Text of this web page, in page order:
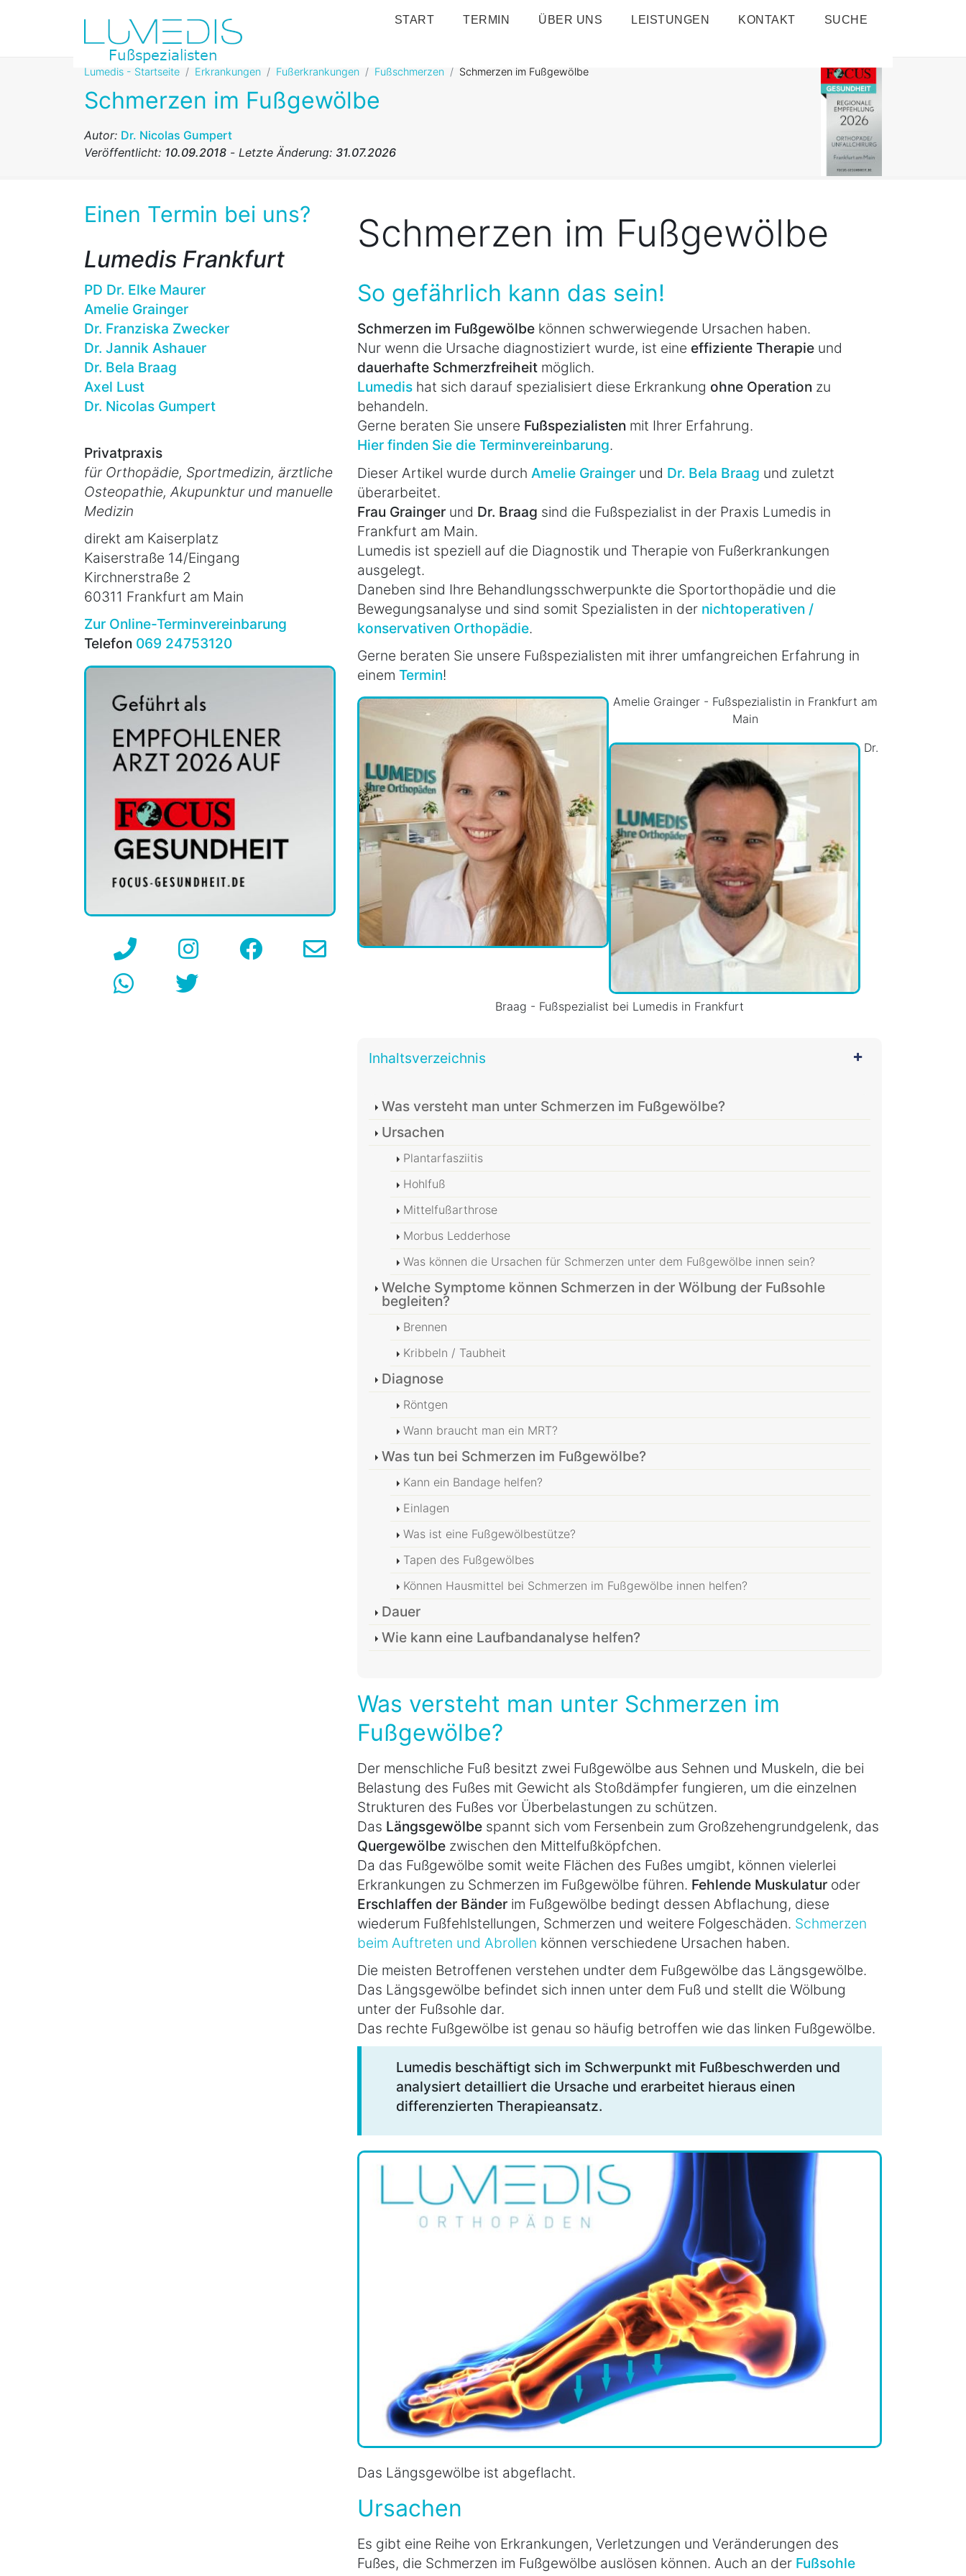
START TERMIN ÜBER UNS LEISTUNGEN KONTAKT SUCHE
Lumedis - Startseite Erkrankungen Fußerkrankungen Fußschmerzen Schmerzen im Fußgewölbe
Schmerzen im Fußgewölbe
Autor: Dr. Nicolas Gumpert
Veröffentlicht: 10.09.2018 - Letzte Änderung: 31.07.2026
Einen Termin bei uns?
Lumedis Frankfurt
PD Dr. Elke Maurer
Amelie Grainger
Dr. Franziska Zwecker
Dr. Jannik Ashauer
Dr. Bela Braag
Axel Lust
Dr. Nicolas Gumpert
Privatpraxis
für Orthopädie, Sportmedizin, ärztliche
Osteopathie, Akupunktur und manuelle
Medizin
direkt am Kaiserplatz
Kaiserstraße 14/Eingang
Kirchnerstraße 2
60311 Frankfurt am Main
Zur Online-Terminvereinbarung
Telefon 069 24753120
Schmerzen im Fußgewölbe
So gefährlich kann das sein!
Schmerzen im Fußgewölbe können schwerwiegende Ursachen haben.
Nur wenn die Ursache diagnostiziert wurde, ist eine effiziente Therapie und
dauerhafte Schmerzfreiheit möglich.
Lumedis hat sich darauf spezialisiert diese Erkrankung ohne Operation zu
behandeln.
Gerne beraten Sie unsere Fußspezialisten mit Ihrer Erfahrung.
Hier finden Sie die Terminvereinbarung.
Dieser Artikel wurde durch Amelie Grainger und Dr. Bela Braag und zuletzt
überarbeitet.
Frau Grainger und Dr. Braag sind die Fußspezialist in der Praxis Lumedis in
Frankfurt am Main.
Lumedis ist speziell auf die Diagnostik und Therapie von Fußerkrankungen
ausgelegt.
Daneben sind Ihre Behandlungsschwerpunkte die Sportorthopädie und die
Bewegungsanalyse und sind somit Spezialisten in der nichtoperativen /
konservativen Orthopädie.
Gerne beraten Sie unsere Fußspezialisten mit ihrer umfangreichen Erfahrung in
einem Termin!
Amelie Grainger - Fußspezialistin in Frankfurt am
Main
Dr.
Braag - Fußspezialist bei Lumedis in Frankfurt
Inhaltsverzeichnis
Was versteht man unter Schmerzen im Fußgewölbe?
Ursachen
Plantarfasziitis
Hohlfuß
Mittelfußarthrose
Morbus Ledderhose
Was können die Ursachen für Schmerzen unter dem Fußgewölbe innen sein?
Welche Symptome können Schmerzen in der Wölbung der Fußsohle
begleiten?
Brennen
Kribbeln / Taubheit
Diagnose
Röntgen
Wann braucht man ein MRT?
Was tun bei Schmerzen im Fußgewölbe?
Kann ein Bandage helfen?
Einlagen
Was ist eine Fußgewölbestütze?
Tapen des Fußgewölbes
Können Hausmittel bei Schmerzen im Fußgewölbe innen helfen?
Dauer
Wie kann eine Laufbandanalyse helfen?
Was versteht man unter Schmerzen im
Fußgewölbe?
Der menschliche Fuß besitzt zwei Fußgewölbe aus Sehnen und Muskeln, die bei
Belastung des Fußes mit Gewicht als Stoßdämpfer fungieren, um die einzelnen
Strukturen des Fußes vor Überbelastungen zu schützen.
Das Längsgewölbe spannt sich vom Fersenbein zum Großzehengrundgelenk, das
Quergewölbe zwischen den Mittelfußköpfchen.
Da das Fußgewölbe somit weite Flächen des Fußes umgibt, können vielerlei
Erkrankungen zu Schmerzen im Fußgewölbe führen. Fehlende Muskulatur oder
Erschlaffen der Bänder im Fußgewölbe bedingt dessen Abflachung, diese
wiederum Fußfehlstellungen, Schmerzen und weitere Folgeschäden. Schmerzen
beim Auftreten und Abrollen können verschiedene Ursachen haben.
Die meisten Betroffenen verstehen undter dem Fußgewölbe das Längsgewölbe.
Das Längsgewölbe befindet sich innen unter dem Fuß und stellt die Wölbung
unter der Fußsohle dar.
Das rechte Fußgewölbe ist genau so häufig betroffen wie das linken Fußgewölbe.
Lumedis beschäftigt sich im Schwerpunkt mit Fußbeschwerden und
analysiert detailliert die Ursache und erarbeitet hieraus einen
differenzierten Therapieansatz.
Das Längsgewölbe ist abgeflacht.
Ursachen
Es gibt eine Reihe von Erkrankungen, Verletzungen und Veränderungen des
Fußes, die Schmerzen im Fußgewölbe auslösen können. Auch an der Fußsohle